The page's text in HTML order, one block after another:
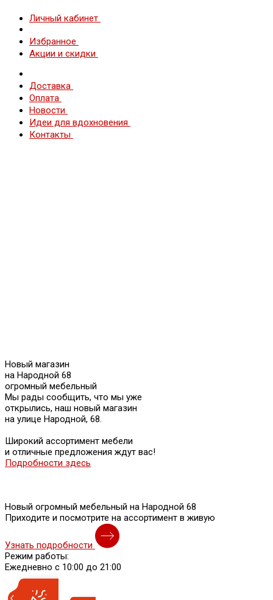
Личный кабинет
Избранное
Акции и скидки
Доставка
Оплата
Новости
Идеи для вдохновения
Контакты
Новый магазин
на Народной 68
огромный мебельный
Мы рады сообщить, что мы уже
открылись, наш новый магазин
на улице Народной, 68.
Широкий ассортимент мебели
и отличные предложения ждут вас!
Подробности здесь
Новый огромный мебельный на Народной 68
Приходите и посмотрите на ассортимент в живую
Узнать подробности
Режим работы:
Ежедневно с 10:00 до 21:00